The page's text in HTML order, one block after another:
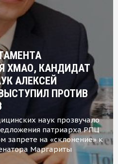
ХМАО, КАНДИДАТ
АЛЕКСЕЙ
ПРОТИВ
наук прозвучало
патриарха РПЦ
запрете на «склонение» к
Маргариты